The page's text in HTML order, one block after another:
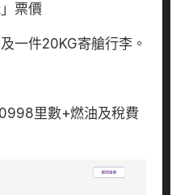
票價
一件20KG寄艙行李。
里數+燃油及稅費